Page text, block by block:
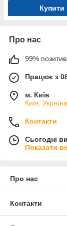
Купити
Про нас
99%
Працює з
м. Київ
Київ, Україна
Контакти
Сьогодні
Показати
Про нас
Контакти